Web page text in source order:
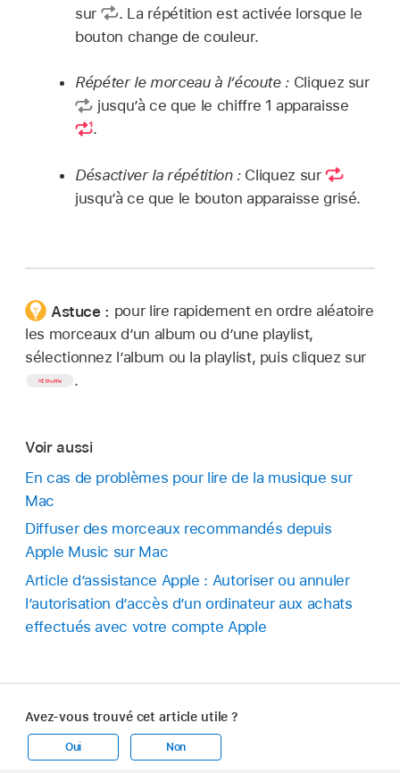
sur
. La répétition est activée lorsque le
bouton change de couleur.
Répéter le morceau à l’écoute : Cliquez sur
jusqu’à ce que le chiffre 1 apparaisse
.
Désactiver la répétition :Cliquez sur
jusquʼà ce que le bouton apparaisse grisé.
Astuce : pour lire rapidement en ordre aléatoire
les morceaux d’un album ou d’une playlist,
sélectionnez l’album ou la playlist, puis cliquez sur
.
Voir aussi
En cas de problèmes pour lire de la musique sur
Mac
Diffuser des morceaux recommandés depuis
Apple Music sur Mac
Article d’assistance Apple : Autoriser ou annuler
l’autorisation d’accès d’un ordinateur aux achats
effectués avec votre compte Apple
Avez-vous trouvé cet article utile ?
Oui Non